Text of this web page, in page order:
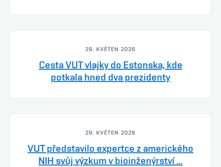
29. KVĚTEN 2026
Cesta VUT vlajky do Estonska, kde
potkala hned dva prezidenty
29. KVĚTEN 2026
VUT představilo expertce z amerického
NIH svůj výzkum v bioinženýrství ...